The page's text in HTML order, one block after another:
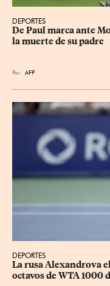
DEPORTES
De Paul marca ante
la muerte de su padre
Por AFP
DEPORTES
La rusa Alexandrova
octavos de WTA 1000